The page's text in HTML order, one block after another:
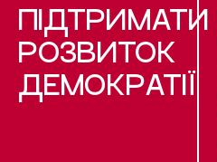
ПІДТРИМАТИ
РОЗВИТОК
ДЕМОКРАТІЇ